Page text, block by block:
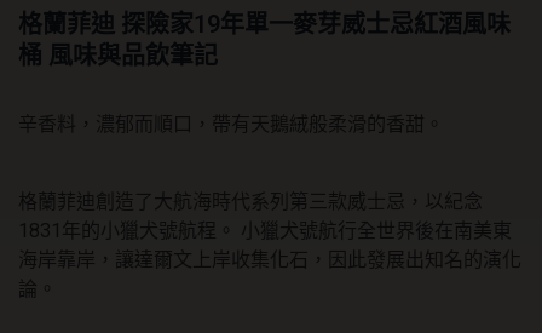
量
格蘭菲迪 探險家19年單一麥芽威士忌紅酒風味
桶 風味與品飲筆記
辛香料，濃郁而順口，帶有天鵝絨般柔滑的香甜。
格蘭菲迪創造了大航海時代系列第三款威士忌，以紀念
1831年的小獵犬號航程。 小獵犬號航行全世界後在南美東
海岸靠岸，讓達爾文上岸收集化石，因此發展出知名的演化
論。